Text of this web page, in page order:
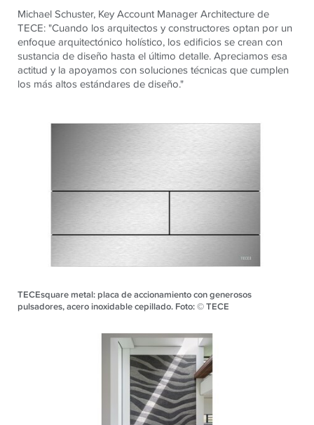
Michael Schuster, Key Account Manager Architecture de
TECE: "Cuando los arquitectos y constructores optan por un
enfoque arquitectónico holístico, los edificios se crean con
sustancia de diseño hasta el último detalle. Apreciamos esa
actitud y la apoyamos con soluciones técnicas que cumplen
los más altos estándares de diseño."
TECEsquare metal: placa de accionamiento con generosos
pulsadores, acero inoxidable cepillado. Foto: © TECE